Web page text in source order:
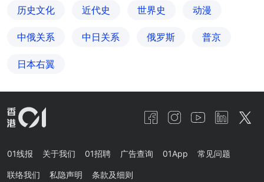
历史文化 近代史 世界史 动漫
中俄关系 中日关系 俄罗斯 普京
日本右翼
01线报 关于我们 01招聘 广告查询 01App 常见问题
联络我们 私隐声明 条款及细则